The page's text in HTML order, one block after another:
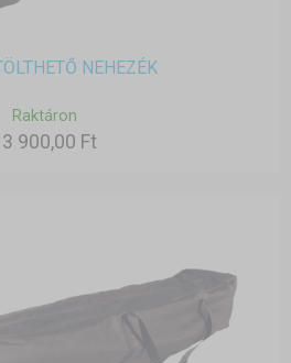
NEHEZÉK
Raktáron
900,00 Ft